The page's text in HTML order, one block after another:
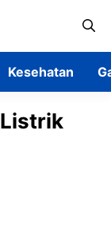
Kesehatan